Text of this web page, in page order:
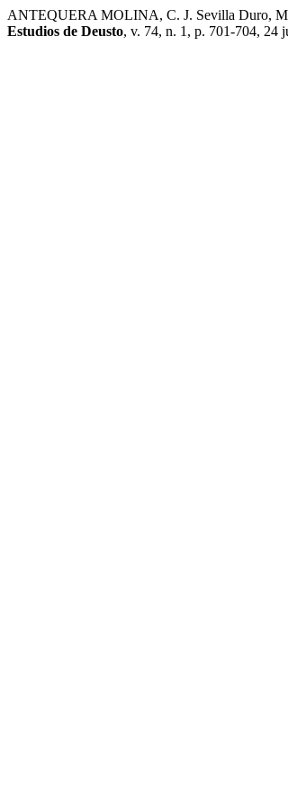
ANTEQUERA MOLINA, C. J. Sevilla Duro,
Estudios de Deusto, v. 74, n. 1, p. 701-704, 24